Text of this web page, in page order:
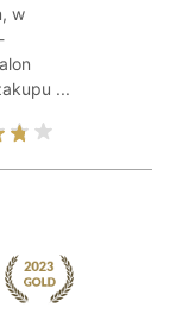
w
...